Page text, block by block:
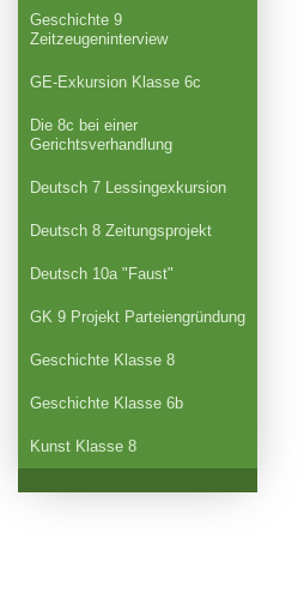
Geschichte 9
Zeitzeugeninterview
GE-Exkursion Klasse 6c
Die 8c bei einer
Gerichtsverhandlung
Deutsch 7 Lessingexkursion
Deutsch 8 Zeitungsprojekt
Deutsch 10a "Faust"
GK 9 Projekt Parteiengründung
Geschichte Klasse 8
Geschichte Klasse 6b
Kunst Klasse 8